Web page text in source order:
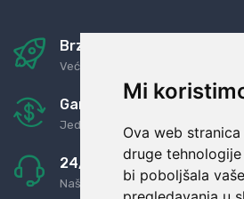
Mi
Ova web
druge
bi poboljšala
Brza i sigurna dostava
Već za nekoliko dana kod vas
Garancija u povrat novaca
Jednostavno pravilo: Roba za
24/7 odlična podrška
Naši agenti uvijek na raspolaganju